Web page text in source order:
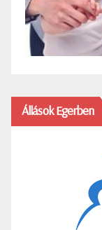
Állások Egerben